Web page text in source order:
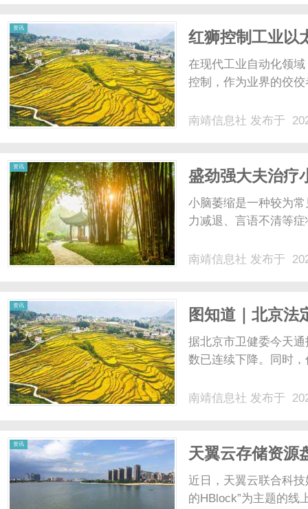
资讯
红狮控制工业以
章
在现代工业自动化领
控制，作为业界的佼
南靖信息社 发布于
资讯
盛劲强大夫治疗
小脑萎缩是一种较为
力减退、言语不清等
南靖信息社 发布于
资讯
图知道｜北京法
据北京市卫健委今天
数已连续下降。同时
南靖信息社 发布于
资讯
天翼云存储资源
价值
近日，天翼云联合科
的HBlock”为主题的线